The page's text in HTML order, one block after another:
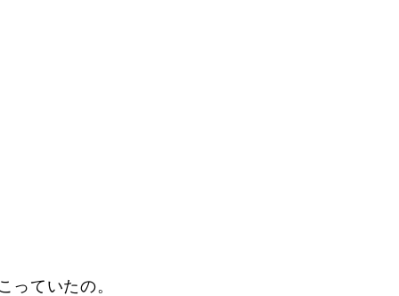
っていたの。